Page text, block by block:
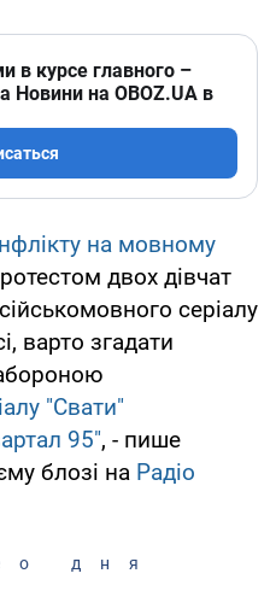
в курсе главного –
Новини на OBOZ.UA в
на мовному
двох дівчат
серіалу
варто згадати
"Свати"
95", - пише
блозі на Радіо
дня